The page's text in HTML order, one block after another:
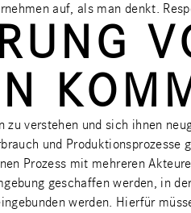
auf, als man denkt.
verstehen und sich ihnen
und
Prozess mit mehreren
geschaffen werden, in
werden. Hierfür